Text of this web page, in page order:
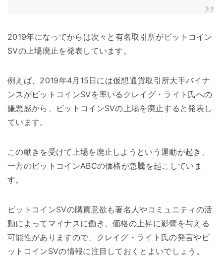
2019年になってからは次々と有名取引所がビットコイン
SVの上場廃止を発表しています。
例えば、2019年4月15日には仮想通貨取引所大手バイナ
ンスがビットコインSVを率いるクレイグ・ライト氏への
嫌悪感から、ビットコインSVの上場を廃止すると発表し
ています。
この動きを受けて上場を廃止しようという運動が起き、
一方のビットコインABCの価格が急騰を起こしていま
す。
ビットコインSVの購買意欲も著名人やコミュニティの活
動によってマイナスに働き、価格の上昇に影響を与える
可能性がありますので、クレイグ・ライト氏の発言やビ
ットコインSVの情報に注目しておくとよいでしょう。